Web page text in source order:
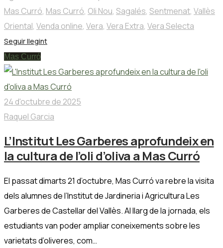
Mas Curró, Mas Curró, Oli Nou, Sagalés, Sentmenat, Vallès
Oriental, Venda online, Vera, Vera Extra, Vera Selecta
Seguir llegint
Mas Curró
24 d'octubre de 2025
Raquel Garcia
L’Institut Les Garberes aprofundeix en
la cultura de l’oli d’oliva a Mas Curró
El passat dimarts 21 d’octubre, Mas Curró va rebre la visita
dels alumnes de l’Institut de Jardineria i Agricultura Les
Garberes de Castellar del Vallès. Al llarg de la jornada, els
estudiants van poder ampliar coneixements sobre les
varietats d’oliveres, com…